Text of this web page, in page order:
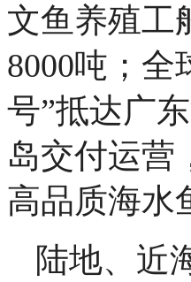
文鱼养殖工
8000吨；
号”抵达广
岛交付运营
高品质海
陆地、近